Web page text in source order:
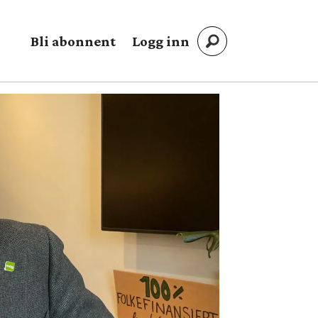
Bli abonnent Logg inn